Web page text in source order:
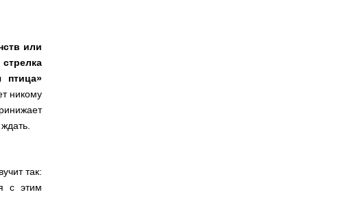
или
птица»
никому
так:
с этим